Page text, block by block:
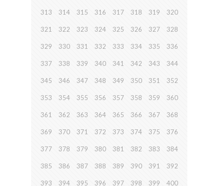
313 314 315 316 317 318 319 320
321 322 323 324 325 326 327 328
329 330 331 332 333 334 335 336
337 338 339 340 341 342 343 344
345 346 347 348 349 350 351 352
353 354 355 356 357 358 359 360
361 362 363 364 365 366 367 368
369 370 371 372 373 374 375 376
377 378 379 380 381 382 383 384
385 386 387 388 389 390 391 392
393 394 395 396 397 398 399 400